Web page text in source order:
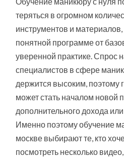
теряться в огромном
инструментов и материалов,
понятной программе от
уверенной практике. Спрос
специалистов в сфере
держится высоким, поэтому
может стать началом новой
дополнительного дохода
Именно поэтому обучение
москве выбирают те, кто
посмотреть несколько